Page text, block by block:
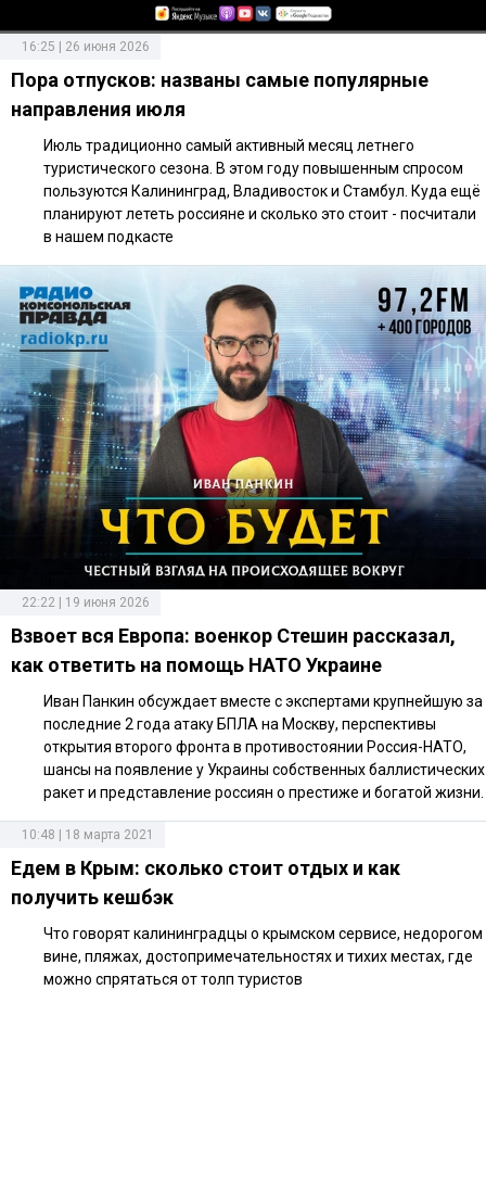
16:25 | 26 июня 2026
Пора отпусков: названы самые популярные
направления июля
Июль традиционно самый активный месяц летнего
туристического сезона. В этом году повышенным спросом
пользуются Калининград, Владивосток и Стамбул. Куда ещё
планируют лететь россияне и сколько это стоит - посчитали
в нашем подкасте
22:22 | 19 июня 2026
Взвоет вся Европа: военкор Стешин рассказал,
как ответить на помощь НАТО Украине
Иван Панкин обсуждает вместе с экспертами крупнейшую за
последние 2 года атаку БПЛА на Москву, перспективы
открытия второго фронта в противостоянии Россия-НАТО,
шансы на появление у Украины собственных баллистических
ракет и представление россиян о престиже и богатой жизни.
10:48 | 18 марта 2021
Едем в Крым: сколько стоит отдых и как
получить кешбэк
Что говорят калининградцы о крымском сервисе, недорогом
вине, пляжах, достопримечательностях и тихих местах, где
можно спрятаться от толп туристов